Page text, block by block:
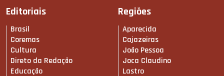
Editoriais
Brasil
Coremas
Cultura
Direto da Redação
Educação
Regiões
Aparecida
Cajazeiras
João Pessoa
Joca Claudino
Lastro